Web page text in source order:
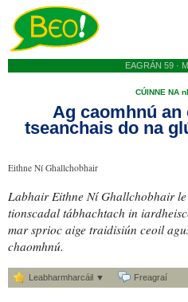
EAGRÁN 59 ·
CÚINNE NA
Ag caomhnú an
tseanchais do na
Eithne Ní Ghallchobhair
Labhair Eithne Ní Ghallchobhair
tionscadaltábhachtach in
marsprioc aige traidisiún ceoil
chaomhnú.
Leabharmharcáil ▼ Freagraí